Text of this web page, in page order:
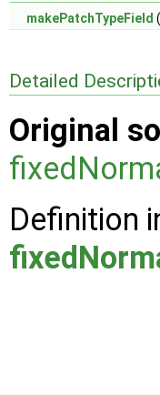
makePatchTypeField
Detailed
Original
Definition